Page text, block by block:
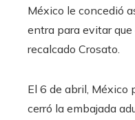
México le concedió
entra para evitar que
recalcado Crosato.
El 6 de abril, México
cerró la embajada